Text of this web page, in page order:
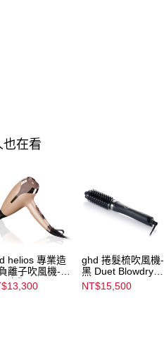
也在看
helios 專業造
離子吹風機-光
定版 Helios
ghd 捲髮梳吹風機-
黑 Duet Blowdry
Black
NT$15,500